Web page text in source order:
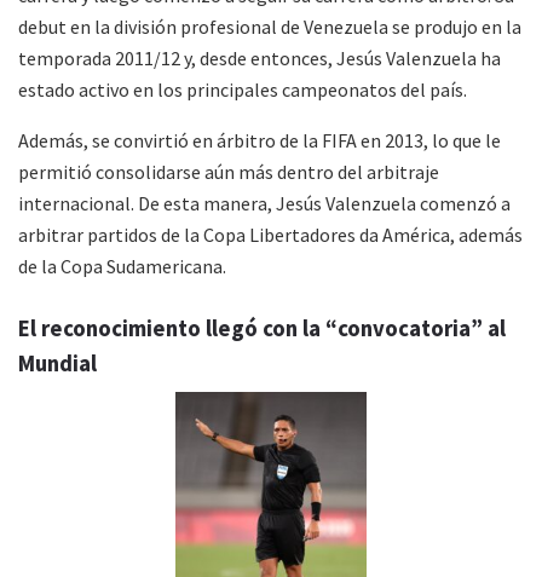
debut en la división profesional de Venezuela se produjo en la
temporada 2011/12 y, desde entonces, Jesús Valenzuela ha
estado activo en los principales campeonatos del país.
Además, se convirtió en árbitro de la FIFA en 2013, lo que le
permitió consolidarse aún más dentro del arbitraje
internacional. De esta manera, Jesús Valenzuela comenzó a
arbitrar partidos de la Copa Libertadores da América, además
de la Copa Sudamericana.
El reconocimiento llegó con la “convocatoria” al
Mundial